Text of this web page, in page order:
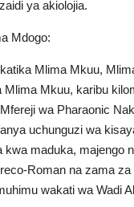
ya akiolojia.
Mdogo:
Mlima Mkuu,
Mlima Mkuu, karibu
wa Pharaonic
uchunguzi wa
kwa maduka, majengo
Roman na zama za
wakati wa Wadi